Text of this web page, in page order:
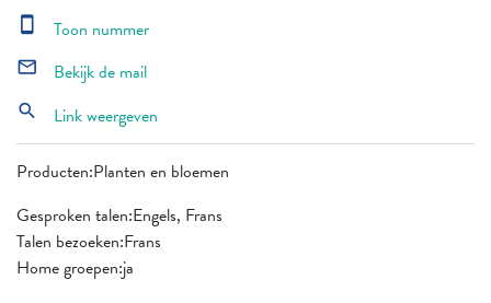
Producten:Planten en bloemen
Gesproken talen:Engels, Frans
Talen bezoeken:Frans
Home groepen:ja
smartphone Toon nummer
mail_outline Bekijk de mail
search Link weergeven